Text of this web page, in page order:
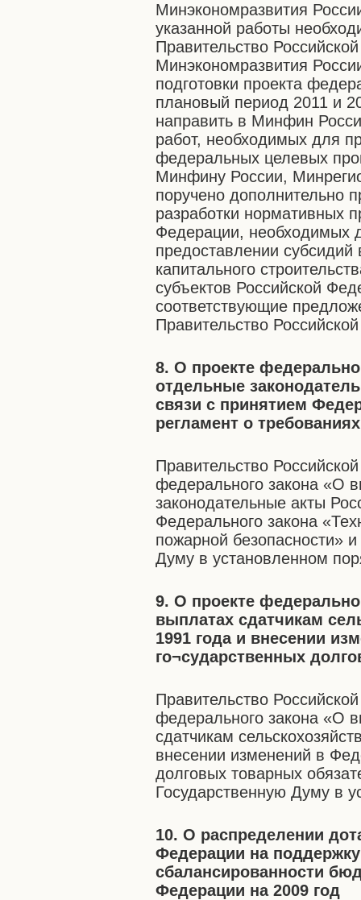
Минэкономразвития
указанной работы
Правительство
Минэкономразвития
подготовки проекта
плановый период 2011 и
направить в Минфин
работ, необходимых для
федеральных целевых
Минфину России,
поручено дополнительно
разработки нормативных
Федерации, необходимых
предоставлении
капитального
субъектов Российской
соответствующие
Правительство
8. О проекте
отдельные
связи с принятием
регламент о
Правительство
федерального закона «О
законодательные акты
Федерального закона
пожарной безопасности»
Думу в установленном
9. О проекте
выплатах сдатчикам
1991 года и внесении
го¬сударственных
Правительство
федерального закона «О
сдатчикам
внесении изменений в
долговых товарных
Государственную Думу в
10. О распределении
Федерации на
сбалансированности
Федерации на 2009 год